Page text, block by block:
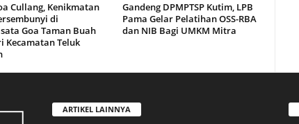
Cullang, Kenikmatan
di
Goa Taman Buah
Kecamatan Teluk
Gandeng DPMPTSP Kutim, LPB
Pama Gelar Pelatihan OSS-RBA
dan NIB Bagi UMKM Mitra
ARTIKEL LAINNYA